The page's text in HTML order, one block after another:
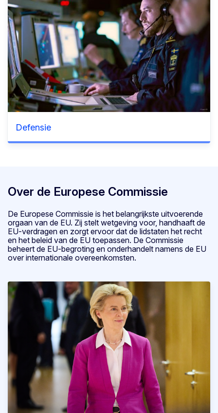
Defensie
Over de Europese Commissie
De Europese Commissie is het belangrijkste uitvoerende
orgaan van de EU. Zij stelt wetgeving voor, handhaaft de
EU-verdragen en zorgt ervoor dat de lidstaten het recht
en het beleid van de EU toepassen. De Commissie
beheert de EU-begroting en onderhandelt namens de EU
over internationale overeenkomsten.